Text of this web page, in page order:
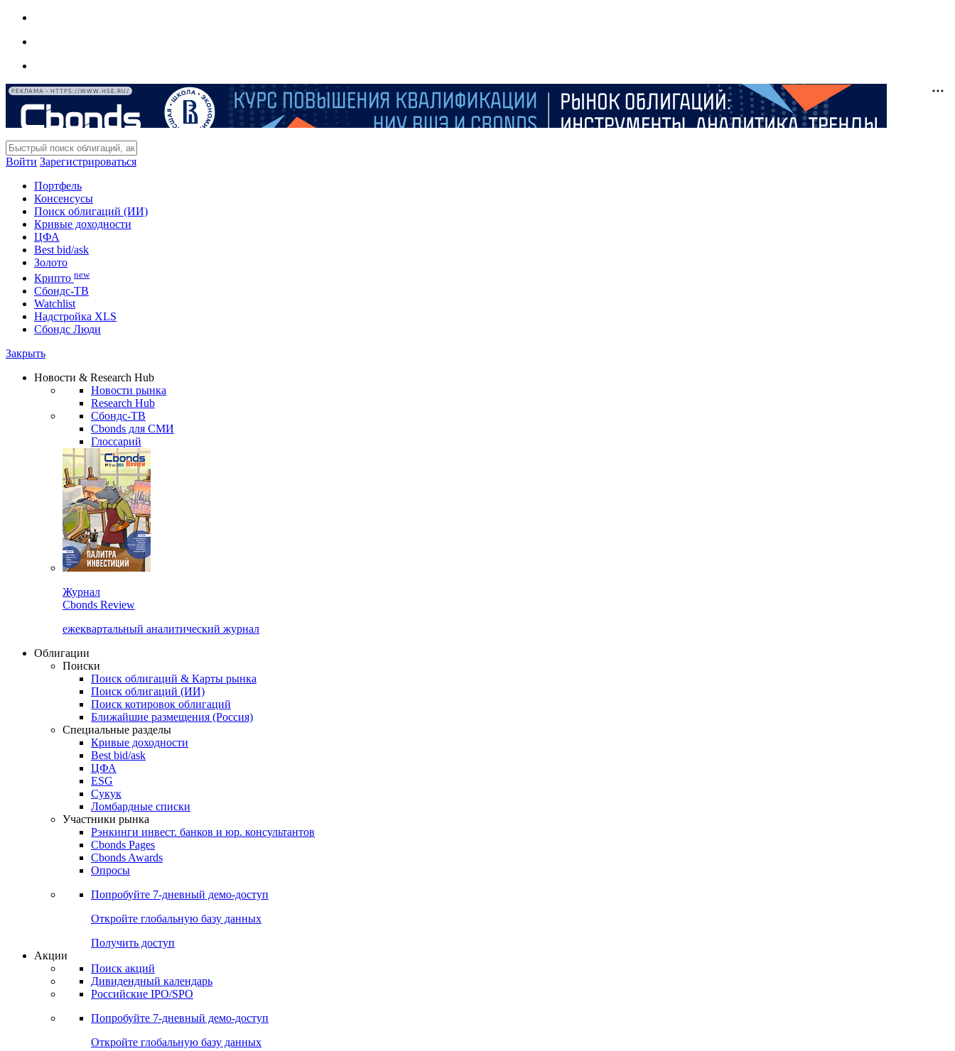
РЕКЛАМА • HTTPS://WWW.HSE.RU/
Войти Зарегистрироваться
Портфель
Консенсусы
Поиск облигаций (ИИ)
Кривые доходности
ЦФА
Best bid/ask
Золото
Крипто new
Сбондс-ТВ
Watchlist
Надстройка XLS
Сбондс Люди
Закрыть
Новости & Research Hub
Новости рынка
Research Hub
Сбондс-ТВ
Cbonds для СМИ
Глоссарий
Журнал
Cbonds Review
ежеквартальный аналитический журнал
Облигации
Поиски
Поиск облигаций & Карты рынка
Поиск облигаций (ИИ)
Поиск котировок облигаций
Ближайшие размещения (Россия)
Специальные разделы
Кривые доходности
Best bid/ask
ЦФА
ESG
Сукук
Ломбардные списки
Участники рынка
Рэнкинги инвест. банков и юр. консультантов
Cbonds Pages
Cbonds Awards
Опросы
Попробуйте 7-дневный демо-доступ
Откройте глобальную базу данных
Получить доступ
Акции
Поиск акций
Дивидендный календарь
Российские IPO/SPO
Попробуйте 7-дневный демо-доступ
Откройте глобальную базу данных